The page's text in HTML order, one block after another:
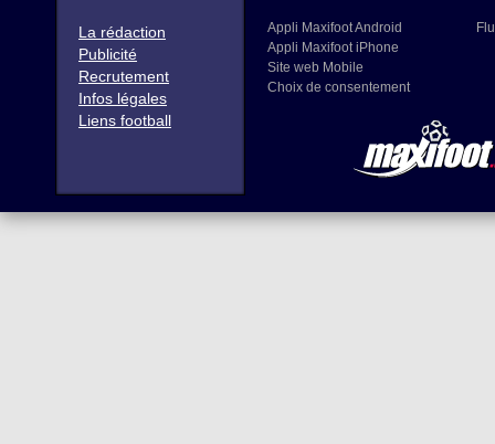
La rédaction
Publicité
Recrutement
Infos légales
Liens football
Appli Maxifoot Android
Appli Maxifoot iPhone
Site web Mobile
Choix de consentement